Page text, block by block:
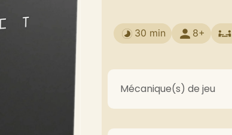
30 min 8+
Mécanique(s) de jeu